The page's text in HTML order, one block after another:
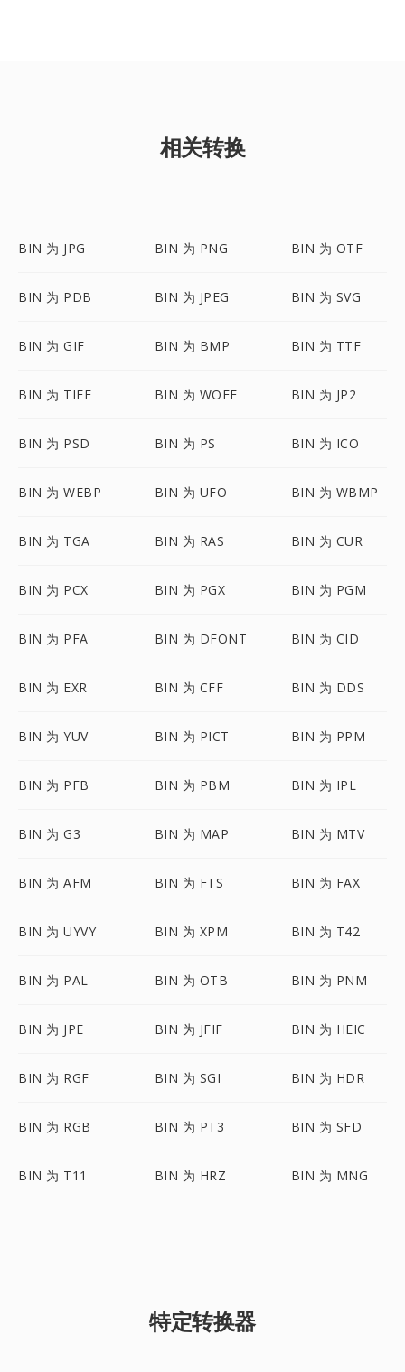
相关转换
BIN 为 JPG BIN 为 PNG BIN 为 OTF
BIN 为 PDB BIN 为 JPEG BIN 为 SVG
BIN 为 GIF BIN 为 BMP BIN 为 TTF
BIN 为 TIFF BIN 为 WOFF BIN 为 JP2
BIN 为 PSD BIN 为 PS BIN 为 ICO
BIN 为 WEBP BIN 为 UFO BIN 为 WBMP
BIN 为 TGA BIN 为 RAS BIN 为 CUR
BIN 为 PCX BIN 为 PGX BIN 为 PGM
BIN 为 PFA BIN 为 DFONT BIN 为 CID
BIN 为 EXR BIN 为 CFF BIN 为 DDS
BIN 为 YUV BIN 为 PICT BIN 为 PPM
BIN 为 PFB BIN 为 PBM BIN 为 IPL
BIN 为 G3 BIN 为 MAP BIN 为 MTV
BIN 为 AFM BIN 为 FTS BIN 为 FAX
BIN 为 UYVY BIN 为 XPM BIN 为 T42
BIN 为 PAL BIN 为 OTB BIN 为 PNM
BIN 为 JPE BIN 为 JFIF BIN 为 HEIC
BIN 为 RGF BIN 为 SGI BIN 为 HDR
BIN 为 RGB BIN 为 PT3 BIN 为 SFD
BIN 为 T11 BIN 为 HRZ BIN 为 MNG
特定转换器